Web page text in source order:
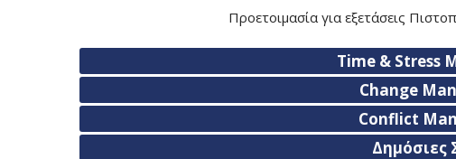
Προετοιμασία για εξετάσεις
Time & Stress
Change
Conflict
Δημόσιες